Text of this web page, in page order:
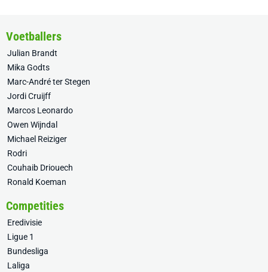
Voetballers
Julian Brandt
Mika Godts
Marc-André ter Stegen
Jordi Cruijff
Marcos Leonardo
Owen Wijndal
Michael Reiziger
Rodri
Couhaib Driouech
Ronald Koeman
Competities
Eredivisie
Ligue 1
Bundesliga
Laliga